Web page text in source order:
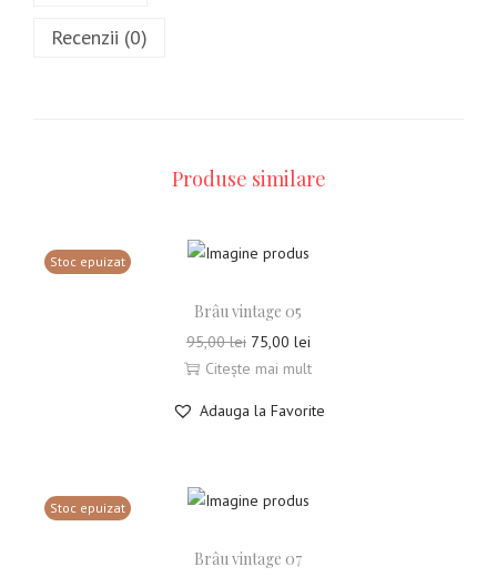
Recenzii (0)
Produse similare
Stoc epuizat
Brâu vintage 05
95,00lei 75,00 lei
Citește mai mult
Adauga la Favorite
Stoc epuizat
Brâu vintage 07